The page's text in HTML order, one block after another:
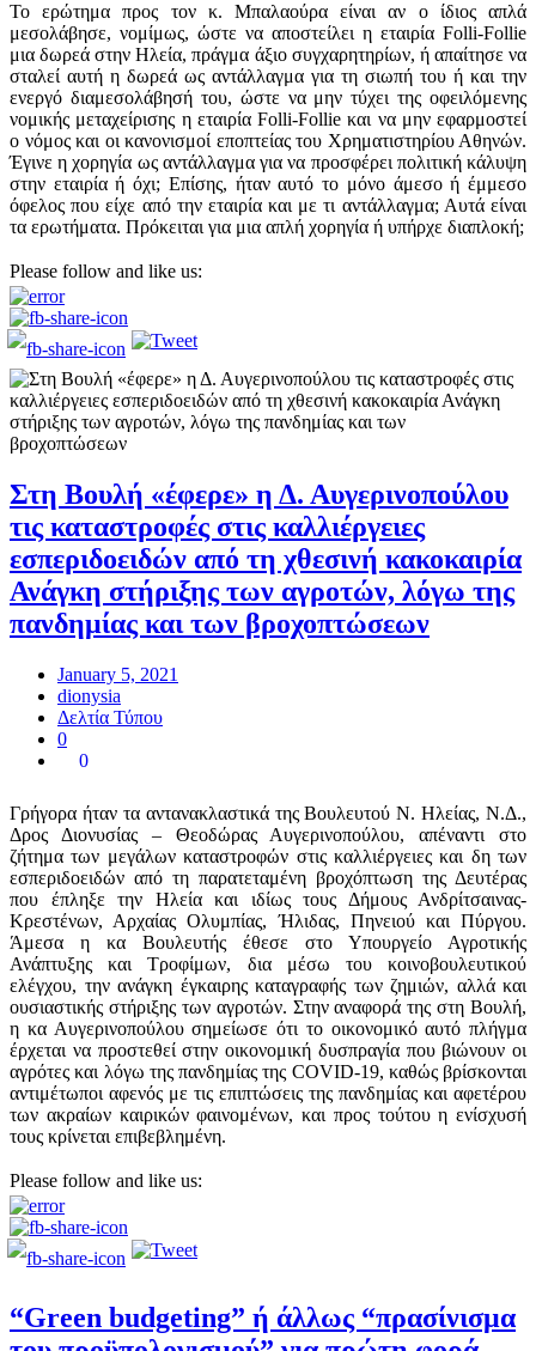
Το ερώτημα προς τον κ. Μπαλαούρα είναι αν ο ίδιος απλά
μεσολάβησε, νομίμως, ώστε να αποστείλει η εταιρία Folli-Follie
μια δωρεά στην Ηλεία, πράγμα άξιο συγχαρητηρίων, ή απαίτησε να
σταλεί αυτή η δωρεά ως αντάλλαγμα για τη σιωπή του ή και την
ενεργό διαμεσολάβησή του, ώστε να μην τύχει της οφειλόμενης
νομικής μεταχείρισης η εταιρία Folli-Follie και να μην εφαρμοστεί
ο νόμος και οι κανονισμοί εποπτείας του Χρηματιστηρίου Αθηνών.
Έγινε η χορηγία ως αντάλλαγμα για να προσφέρει πολιτική κάλυψη
στην εταιρία ή όχι; Επίσης, ήταν αυτό το μόνο άμεσο ή έμμεσο
όφελος που είχε από την εταιρία και με τι αντάλλαγμα; Αυτά είναι
τα ερωτήματα. Πρόκειται για μια απλή χορηγία ή υπήρχε διαπλοκή;
Please follow and like us:
Στη Βουλή «έφερε» η Δ. Αυγερινοπούλου
τις καταστροφές στις καλλιέργειες
εσπεριδοειδών από τη χθεσινή κακοκαιρία
Ανάγκη στήριξης των αγροτών, λόγω της
πανδημίας και των βροχοπτώσεων
January 5, 2021
dionysia
Δελτία Τύπου
0
0
Γρήγορα ήταν τα αντανακλαστικά της Βουλευτού Ν. Ηλείας, Ν.Δ.,
Δρος Διονυσίας – Θεοδώρας Αυγερινοπούλου, απέναντι στο
ζήτημα των μεγάλων καταστροφών στις καλλιέργειες και δη των
εσπεριδοειδών από τη παρατεταμένη βροχόπτωση της Δευτέρας
που έπληξε την Ηλεία και ιδίως τους Δήμους Ανδρίτσαινας-
Κρεστένων, Αρχαίας Ολυμπίας, Ήλιδας, Πηνειού και Πύργου.
Άμεσα η κα Βουλευτής έθεσε στο Υπουργείο Αγροτικής
Ανάπτυξης και Τροφίμων, δια μέσω του κοινοβουλευτικού
ελέγχου, την ανάγκη έγκαιρης καταγραφής των ζημιών, αλλά και
ουσιαστικής στήριξης των αγροτών. Στην αναφορά της στη Βουλή,
η κα Αυγερινοπούλου σημείωσε ότι το οικονομικό αυτό πλήγμα
έρχεται να προστεθεί στην οικονομική δυσπραγία που βιώνουν οι
αγρότες και λόγω της πανδημίας της COVID-19, καθώς βρίσκονται
αντιμέτωποι αφενός με τις επιπτώσεις της πανδημίας και αφετέρου
των ακραίων καιρικών φαινομένων, και προς τούτου η ενίσχυσή
τους κρίνεται επιβεβλημένη.
Please follow and like us:
“Green budgeting” ή άλλως “πρασίνισμα